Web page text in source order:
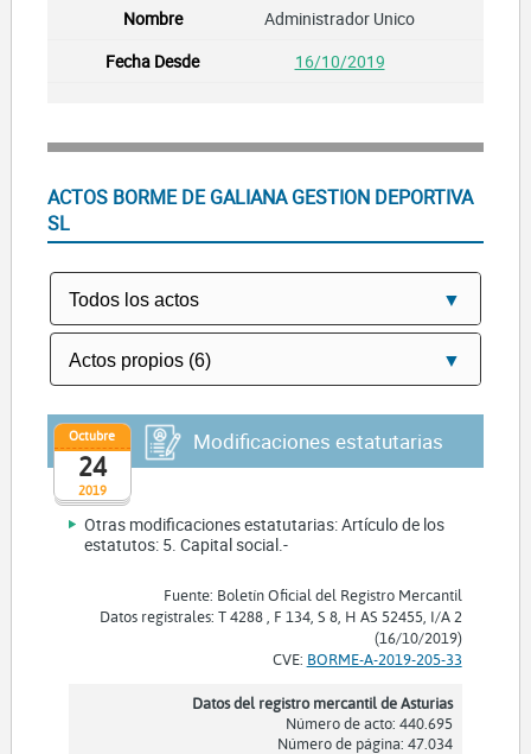
Administrador Unico
16/10/2019
ACTOS BORME DE GALIANA GESTION DEPORTIVA
SL
2019
Octubre
24
Modificaciones estatutarias
Otras modificaciones estatutarias: Artículo de los
estatutos: 5. Capital social.-
Fuente: Boletín Oficial del Registro Mercantil
Datos registrales: T 4288 , F 134, S 8, H AS 52455, I/A 2
(16/10/2019)
CVE: BORME-A-2019-205-33
Datos del registro mercantil de Asturias
Número de acto: 440.695
Número de página: 47.034